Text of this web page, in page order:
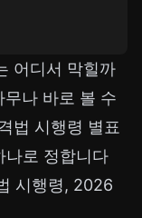
어디서 막힐까
무나 바로 볼 수
법 시행령 별표
나로 정합니다
시행령, 2026